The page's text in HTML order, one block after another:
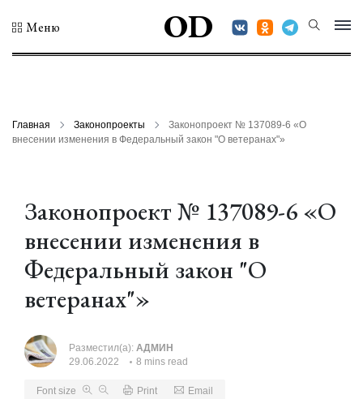
Меню OD
Главная Законопроекты
Законопроект № 137089-6 «О
внесении изменения в Федеральный закон "О ветеранах"»
Законопроект № 137089-6 «О
внесении изменения в
Федеральный закон "О
ветеранах"»
Разместил(а): АДМИН
29.06.2022
8 mins read
Font size Print Email